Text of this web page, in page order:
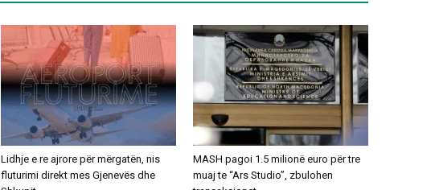
Lidhje e re ajrore për mërgatën, nis
fluturimi direkt mes Gjenevës dhe
MASH pagoi 1.5 milionë euro për tre
muaj te “Ars Studio”, zbulohen